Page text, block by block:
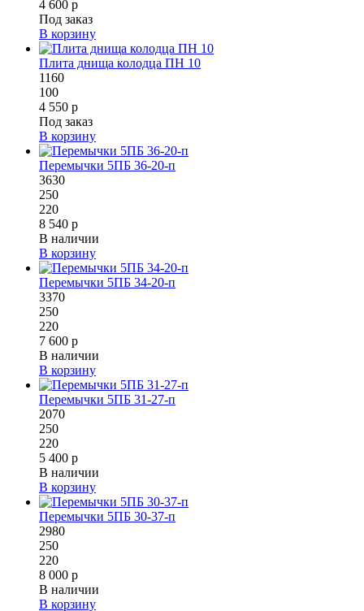
4 600 р
Под заказ
В корзину
Плита днища колодца ПН 10
1160
100
4 550 р
Под заказ
В корзину
Перемычки 5ПБ 36-20-п
3630
250
220
8 540 р
В наличии
В корзину
Перемычки 5ПБ 34-20-п
3370
250
220
7 600 р
В наличии
В корзину
Перемычки 5ПБ 31-27-п
2070
250
220
5 400 р
В наличии
В корзину
Перемычки 5ПБ 30-37-п
2980
250
220
8 000 р
В наличии
В корзину